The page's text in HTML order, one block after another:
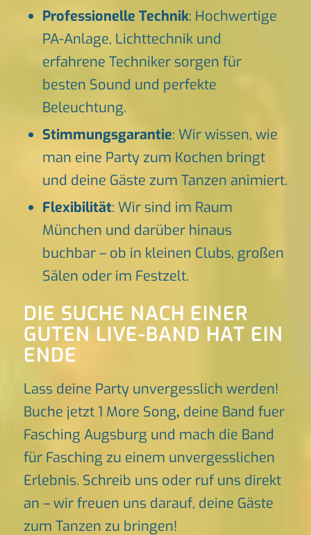
Professionelle Technik: Hochwertige
PA-Anlage, Lichttechnik und
erfahrene Techniker sorgen für
besten Sound und perfekte
Beleuchtung.
Stimmungsgarantie: Wir wissen, wie
man eine Party zum Kochen bringt
und deine Gäste zum Tanzen animiert.
Flexibilität: Wir sind im Raum
München und darüber hinaus
buchbar – ob in kleinen Clubs, großen
Sälen oder im Festzelt.
DIE SUCHE NACH EINER
GUTEN LIVE-BAND HAT EIN
ENDE
Lass deine Party unvergesslich werden!
Buche jetzt 1 More Song, deine Band fuer
Fasching Augsburg und mach die Band
für Fasching zu einem unvergesslichen
Erlebnis. Schreib uns oder ruf uns direkt
an – wir freuen uns darauf, deine Gäste
zum Tanzen zu bringen!